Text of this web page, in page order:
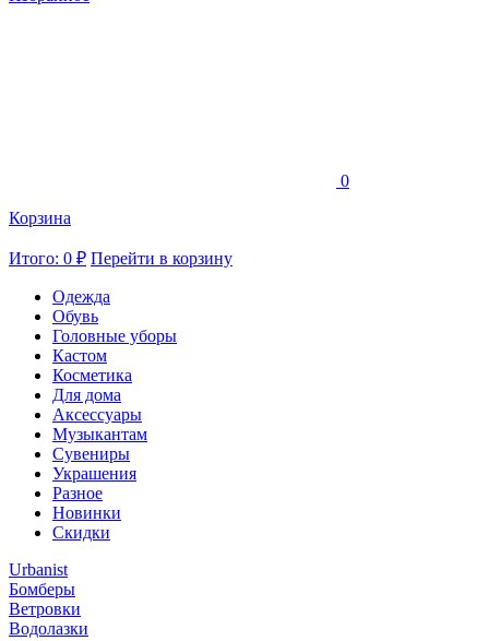
0
Корзина
Итого: 0 ₽ Перейти в корзину
Одежда
Обувь
Головные уборы
Кастом
Косметика
Для дома
Аксессуары
Музыкантам
Сувениры
Украшения
Разное
Новинки
Скидки
Urbanist
Бомберы
Ветровки
Водолазки